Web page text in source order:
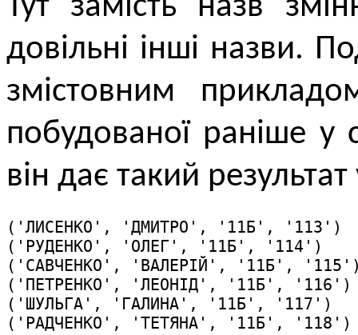
Тут замість назв
довільні інші назви.
змістовним
побудованої раніше у
він дає такий результат
('ЛИСЕНКО', 'ДМИТРО', '11Б', '113')
('РУДЕНКО', 'ОЛЕГ', '11Б', '114')
('САВЧЕНКО', 'ВАЛЕРІЙ', '11Б',
('ПЕТРЕНКО', 'ЛЕОНІД', '11Б', '116')
('ШУЛЬГА', 'ГАЛИНА', '11Б', '117')
('РАДЧЕНКО', 'ТЕТЯНА', '11Б', '118')